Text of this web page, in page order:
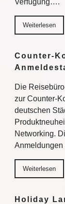
Verfügung….
Weiterlesen
Counter-
Die
zur Counter-
deutschen
Networking.
Weiterlesen
Holiday